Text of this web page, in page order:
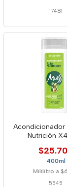
17481
Acondicionador
Nutrición
400ml
Mililitro a
5545